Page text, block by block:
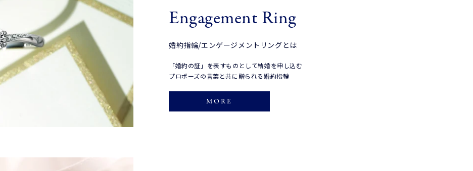
Engagement Ring
婚約指輪/エンゲージメントリングとは
「婚約の証」を表すものとして結婚を申し込む
プロポーズの言葉と共に贈られる婚約指輪
MORE